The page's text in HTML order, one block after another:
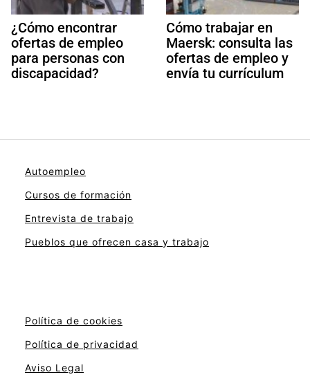
¿Cómo encontrar
ofertas de empleo
para personas con
discapacidad?
Cómo trabajar en
Maersk: consulta las
ofertas de empleo y
envía tu currículum
Autoempleo
Cursos de formación
Entrevista de trabajo
Pueblos que ofrecen casa y trabajo
Política de cookies
Política de privacidad
Aviso Legal